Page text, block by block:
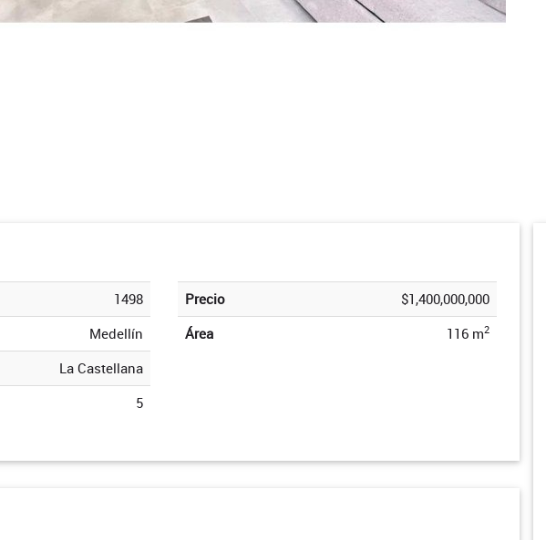
1498
Medellín
La Castellana
5
Precio
$1,400,000,000
Área
116 m2